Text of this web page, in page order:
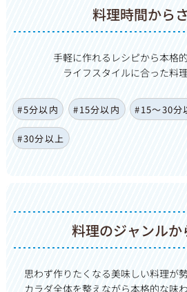
料理時間から
手軽に作れるレシピから本格
ライフスタイルに合った料
#5分以内 #15分以内 #15〜30分
#30分以上
料理のジャンルか
思わず作りたくなる美味しい料理が
カ ラダ全体を整えながら本格的な味